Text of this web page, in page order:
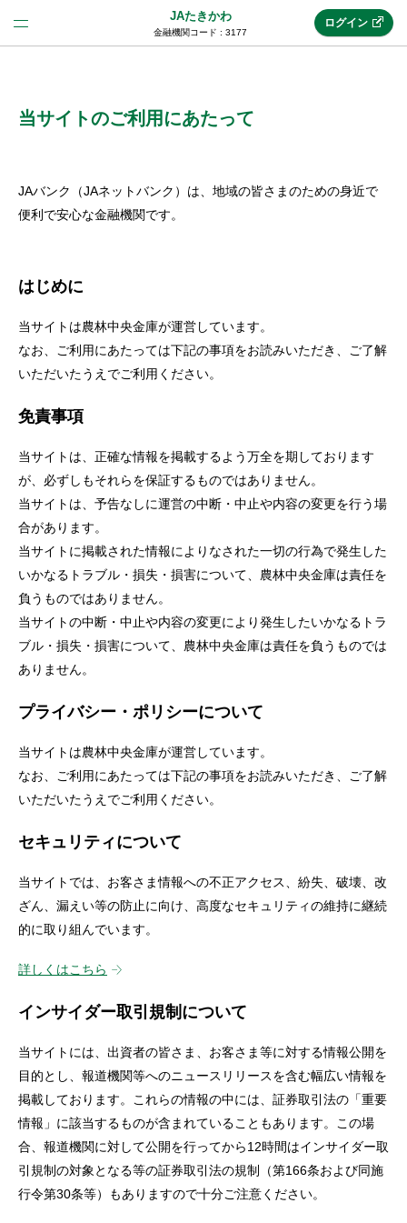
JAたきかわ
金融機関コード : 3177
(法人JAネットバンク)
セキュリティ
使い方
困った時は
ログイン
当サイトのご利用にあたって
JAバンク（JAネットバンク）は、地域の皆さまのための身近で
便利で安心な金融機関です。
はじめに
当サイトは農林中央金庫が運営しています。
なお、ご利用にあたっては下記の事項をお読みいただき、ご了解
いただいたうえでご利用ください。
免責事項
当サイトは、正確な情報を掲載するよう万全を期しております
が、必ずしもそれらを保証するものではありません。
当サイトは、予告なしに運営の中断・中止や内容の変更を行う場
合があります。
当サイトに掲載された情報によりなされた一切の行為で発生した
いかなるトラブル・損失・損害について、農林中央金庫は責任を
負うものではありません。
当サイトの中断・中止や内容の変更により発生したいかなるトラ
ブル・損失・損害について、農林中央金庫は責任を負うものでは
ありません。
プライバシー・ポリシーについて
当サイトは農林中央金庫が運営しています。
なお、ご利用にあたっては下記の事項をお読みいただき、ご了解
いただいたうえでご利用ください。
セキュリティについて
当サイトでは、お客さま情報への不正アクセス、紛失、破壊、改
ざん、漏えい等の防止に向け、高度なセキュリティの維持に継続
的に取り組んでいます。
詳しくはこちら
インサイダー取引規制について
当サイトには、出資者の皆さま、お客さま等に対する情報公開を
目的とし、報道機関等へのニュースリリースを含む幅広い情報を
掲載しております。これらの情報の中には、証券取引法の「重要
情報」に該当するものが含まれていることもあります。この場
合、報道機関に対して公開を行ってから12時間はインサイダー取
引規制の対象となる等の証券取引法の規制（第166条および同施
行令第30条等）もありますので十分ご注意ください。